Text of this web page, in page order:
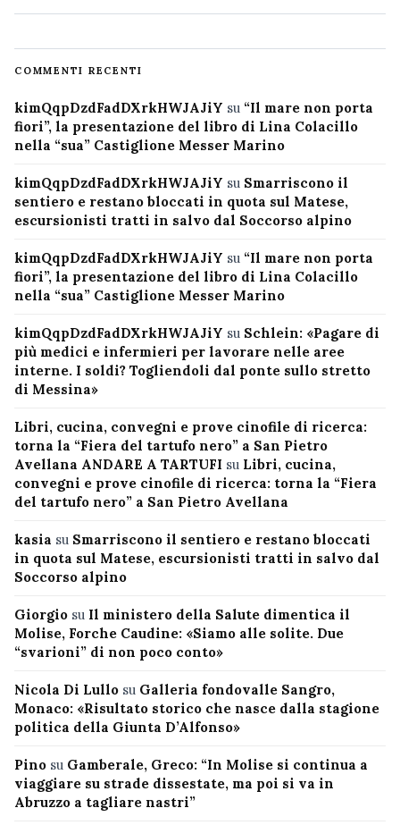
COMMENTI RECENTI
kimQqpDzdFadDXrkHWJAJiY su “Il mare non porta
fiori”, la presentazione del libro di Lina Colacillo
nella “sua” Castiglione Messer Marino
kimQqpDzdFadDXrkHWJAJiY su Smarriscono il
sentiero e restano bloccati in quota sul Matese,
escursionisti tratti in salvo dal Soccorso alpino
kimQqpDzdFadDXrkHWJAJiY su “Il mare non porta
fiori”, la presentazione del libro di Lina Colacillo
nella “sua” Castiglione Messer Marino
kimQqpDzdFadDXrkHWJAJiY su Schlein: «Pagare di
più medici e infermieri per lavorare nelle aree
interne. I soldi? Togliendoli dal ponte sullo stretto
di Messina»
Libri, cucina, convegni e prove cinofile di ricerca:
torna la “Fiera del tartufo nero” a San Pietro
Avellana ANDARE A TARTUFI su Libri, cucina,
convegni e prove cinofile di ricerca: torna la “Fiera
del tartufo nero” a San Pietro Avellana
kasia su Smarriscono il sentiero e restano bloccati
in quota sul Matese, escursionisti tratti in salvo dal
Soccorso alpino
Giorgio su Il ministero della Salute dimentica il
Molise, Forche Caudine: «Siamo alle solite. Due
“svarioni” di non poco conto»
Nicola Di Lullo su Galleria fondovalle Sangro,
Monaco: «Risultato storico che nasce dalla stagione
politica della Giunta D’Alfonso»
Pino su Gamberale, Greco: “In Molise si continua a
viaggiare su strade dissestate, ma poi si va in
Abruzzo a tagliare nastri”